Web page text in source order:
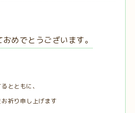
めでとうございます。
とともに、
祈り申し上げます